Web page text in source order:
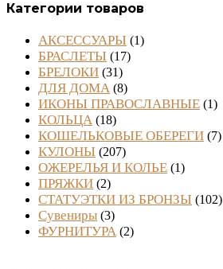
Категории товаров
АКСЕССУАРЫ (1)
БРАСЛЕТЫ (17)
БРЕЛОКИ (31)
ДЛЯ ДОМА (8)
ИКОНЫ ПРАВОСЛАВНЫЕ (1)
КОЛЬЦА (18)
КОШЕЛЬКОВЫЕ ОБЕРЕГИ (7)
КУЛОНЫ (207)
ОЖЕРЕЛЬЯ И КОЛЬЕ (1)
ПРЯЖКИ (2)
СТАТУЭТКИ ИЗ БРОНЗЫ (102)
Сувениры (3)
ФУРНИТУРА (2)